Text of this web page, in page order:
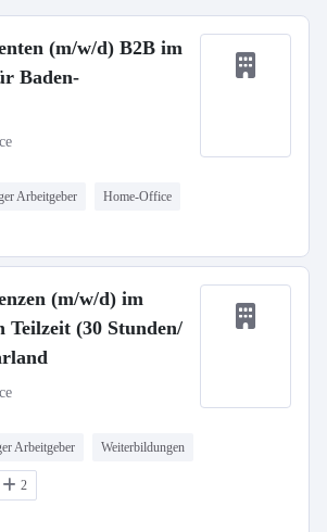
(m/w/d) B2B im
Baden-
Arbeitgeber Home-Office
(m/w/d) im
Teilzeit (30 Stunden/
Arbeitgeber Weiterbildungen
2